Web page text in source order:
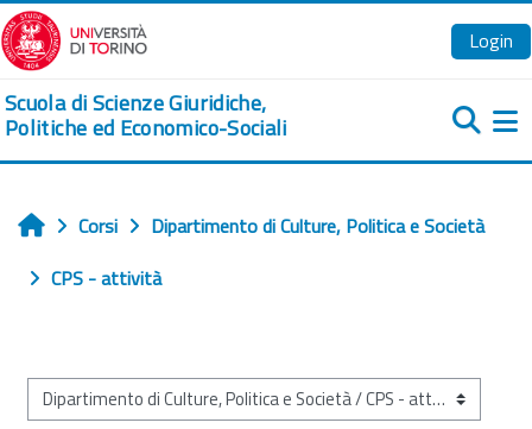
Vai al contenuto principale
Login
Scuola di Scienze Giuridiche,
Politiche ed Economico-Sociali
Home
Corsi
Dipartimento di Culture, Politica e Società
CPS - attività
Categorie di corso